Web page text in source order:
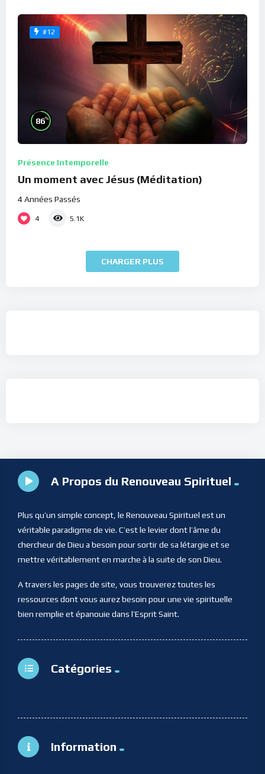
#12
86%
Présence Intemporelle
Un moment avec Jésus (Méditation)
4 Années Passés
4 5.1K
CHARGER PLUS
A Propos du Renouveau Spirituel
Plus qu’un simple concept, le Renouveau Spirituel est un
véritable paradigme de vie. C’est le levier dont l’âme du
chercheur de Dieu a besoin pour sortir de sa létargie et se
mettre véritablement en marche à la suite de son Dieu.
A travers les pages de site, vous trouverez toutes les
ressources dont vous aurez besoin pour une vie spirituelle
bien remplie et épanouie dans l’Esprit Saint.
Catégories
Information